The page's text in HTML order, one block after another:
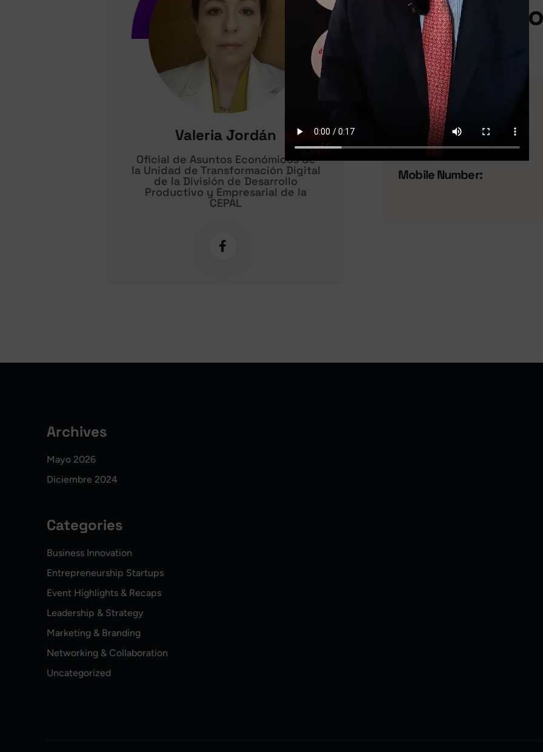
Valeria Jordán
Oficial de Asuntos Económicos de
la Unidad de Transformación Digital
de la División de Desarrollo
Productivo y Empresarial de la
CEPAL
Personal
Email:
Website:
Mobile Number:
Archives
Mayo 2026
Diciembre 2024
Categories
Business Innovation
Entrepreneurship Startups
Event Highlights & Recaps
Leadership & Strategy
Marketing & Branding
Networking & Collaboration
Uncategorized